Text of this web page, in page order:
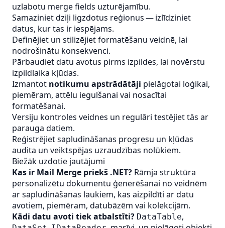
uzlabotu merge fields uzturējamību.
Samaziniet dziļi ligzdotus reģionus — izlīdziniet
datus, kur tas ir iespējams.
Definējiet un stilizējiet formatēšanu veidnē, lai
nodrošinātu konsekvenci.
Pārbaudiet datu avotus pirms izpildes, lai novērstu
izpildlaika kļūdas.
Izmantot notikumu apstrādātāji pielāgotai loģikai,
piemēram, attēlu iegulšanai vai nosacītai
formatēšanai.
Versiju kontroles veidnes un regulāri testējiet tās ar
parauga datiem.
Reģistrējiet sapludināšanas progresu un kļūdas
audita un veiktspējas uzraudzības nolūkiem.
Biežāk uzdotie jautājumi
Kas ir Mail Merge priekš .NET? Rāmja struktūra
personalizētu dokumentu ģenerēšanai no veidnēm
ar sapludināšanas laukiem, kas aizpildīti ar datu
avotiem, piemēram, datubāzēm vai kolekcijām.
Kādi datu avoti tiek atbalstīti? DataTable,